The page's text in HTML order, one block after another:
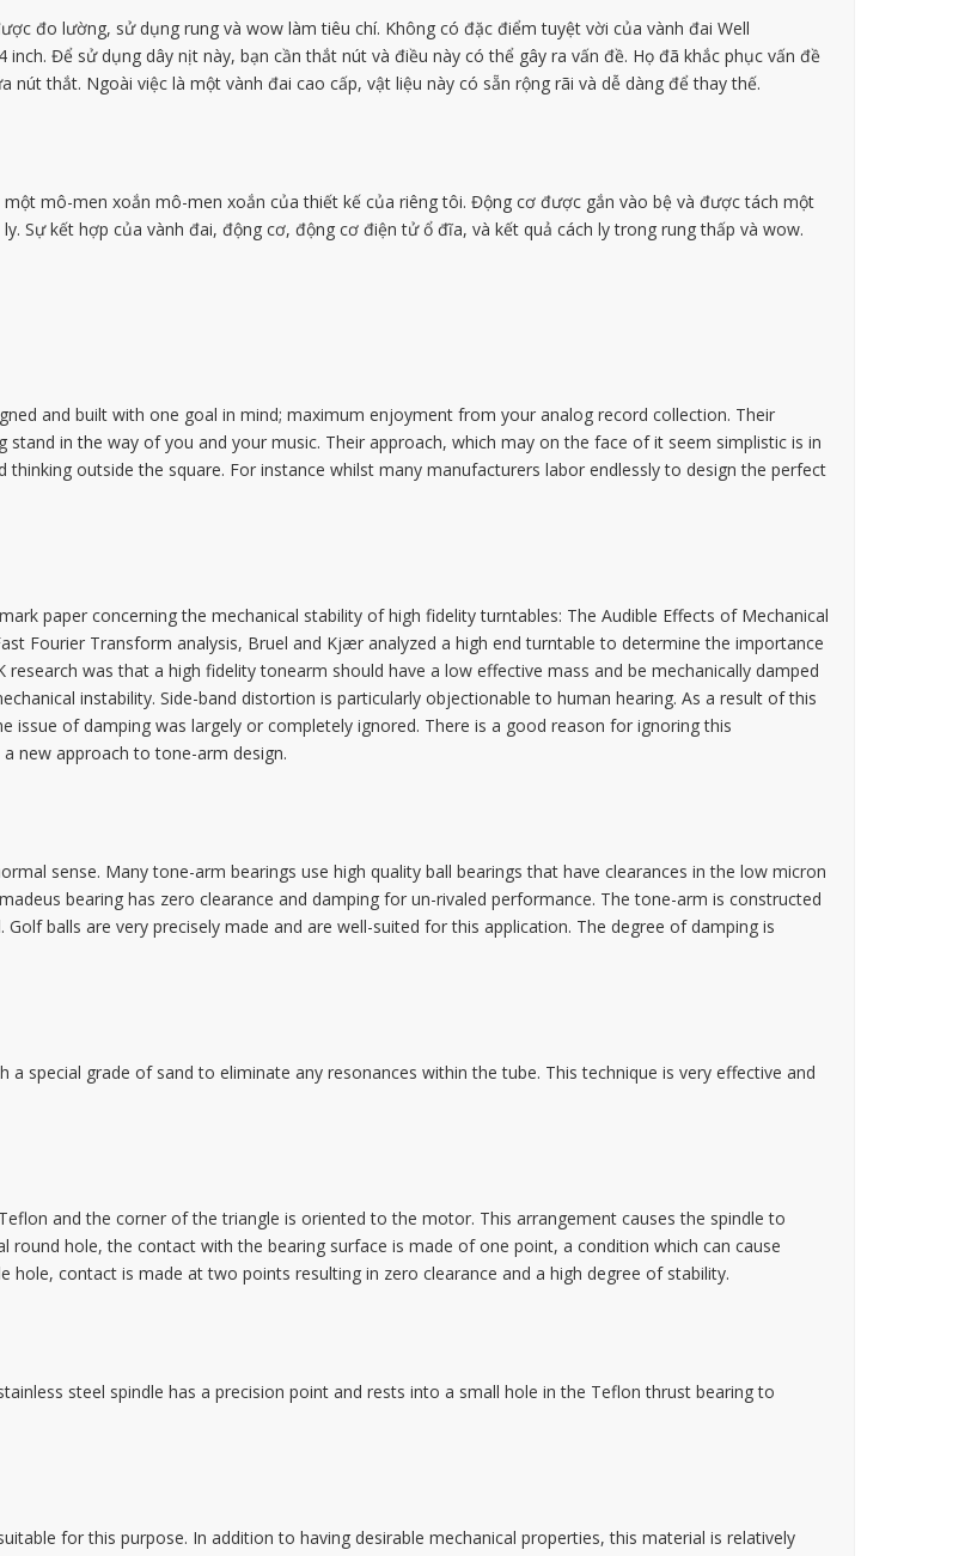
đo lường, sử dụng rung và wow làm tiêu chí. Không có đặc điểm tuyệt vời của vành đai Well
Để sử dụng dây nịt này, bạn cần thắt nút và điều này có thể gây ra vấn đề. Họ đã khắc phục vấn đề
thắt. Ngoài việc là một vành đai cao cấp, vật liệu này có sẵn rộng rãi và dễ dàng để thay thế.
mô-men xoắn mô-men xoắn của thiết kế của riêng tôi. Động cơ được gắn vào bệ và được tách một
Sự kết hợp của vành đai, động cơ, động cơ điện tử ổ đĩa, và kết quả cách ly trong rung thấp và wow.
and built with one goal in mind; maximum enjoyment from your analog record collection. Their
in the way of you and your music. Their approach, which may on the face of it seem simplistic is in
outside the square. For instance whilst many manufacturers labor endlessly to design the perfect
paper concerning the mechanical stability of high fidelity turntables: The Audible Effects of Mechanical
Fourier Transform analysis, Bruel and Kjær analyzed a high end turntable to determine the importance
was that a high fidelity tonearm should have a low effective mass and be mechanically damped
instability. Side-band distortion is particularly objectionable to human hearing. As a result of this
issue of damping was largely or completely ignored. There is a good reason for ignoring this
new approach to tone-arm design.
sense. Many tone-arm bearings use high quality ball bearings that have clearances in the low micron
bearing has zero clearance and damping for un-rivaled performance. The tone-arm is constructed
balls are very precisely made and are well-suited for this application. The degree of damping is
a special grade of sand to eliminate any resonances within the tube. This technique is very effective and
and the corner of the triangle is oriented to the motor. This arrangement causes the spindle to
round hole, the contact with the bearing surface is made of one point, a condition which can cause
contact is made at two points resulting in zero clearance and a high degree of stability.
steel spindle has a precision point and rests into a small hole in the Teflon thrust bearing to
for this purpose. In addition to having desirable mechanical properties, this material is relatively